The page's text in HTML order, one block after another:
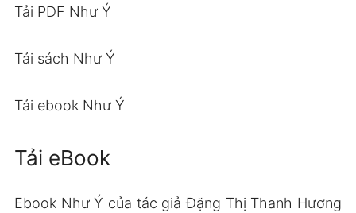
Tải PDF Như Ý
Tải sách Như Ý
Tải ebook Như Ý
Tải eBook
Ebook Như Ý của tác giả Đặng Thị Thanh Hương